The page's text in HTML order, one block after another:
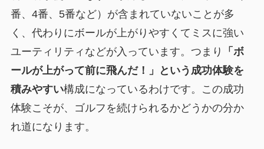
番、4番、5番など）が含まれていないことが多
く、代わりにボールが上がりやすくてミスに強い
ユーティリティなどが入っています。つまり
「ボ
ールが上がって前に飛んだ！」という成功体験を
積みやすい構成になっているわけです。この成功
体験こそが、ゴルフを続けられるかどうかの分か
れ道になります。